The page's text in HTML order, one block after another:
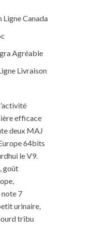
Ligne Canada
Agréable
Livraison
efficace
deux MAJ
64bits
le V9.
goût
note 7
urinaire,
tribu